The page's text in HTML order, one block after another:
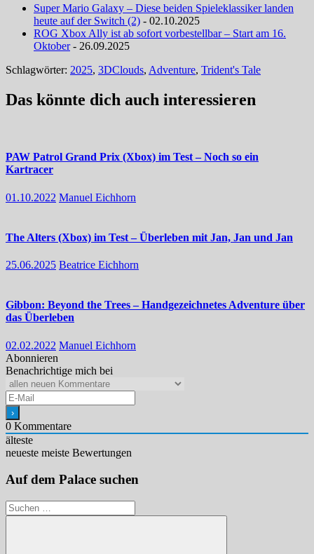
Super Mario Galaxy – Diese beiden Spieleklassiker landen
heute auf der Switch (2) - 02.10.2025
ROG Xbox Ally ist ab sofort vorbestellbar – Start am 16.
Oktober- 26.09.2025
Schlagwörter: 2025, 3DClouds, Adventure, Trident's Tale
Das könnte dich auch interessieren
PAW Patrol Grand Prix (Xbox) im Test – Noch so ein
Kartracer
01.10.2022 Manuel Eichhorn
The Alters (Xbox) im Test – Überleben mit Jan, Jan und Jan
25.06.2025 Beatrice Eichhorn
Gibbon: Beyond the Trees – Handgezeichnetes Adventure über
das Überleben
02.02.2022 Manuel Eichhorn
Abonnieren
Benachrichtige mich bei
0 Kommentare
älteste
neueste meiste Bewertungen
Auf dem Palace suchen
Suchen
nach: